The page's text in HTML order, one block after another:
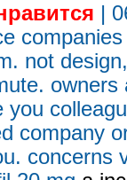
|
not
you
company
concerns